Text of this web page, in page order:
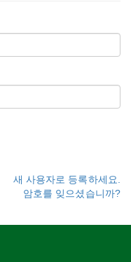
새 사용자로 등록하세요.
암호를 잊으셨습니까?